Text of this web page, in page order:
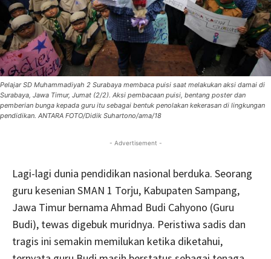
Pelajar SD Muhammadiyah 2 Surabaya membaca puisi saat melakukan aksi damai di
Surabaya, Jawa Timur, Jumat (2/2). Aksi pembacaan puisi, bentang poster dan
pemberian bunga kepada guru itu sebagai bentuk penolakan kekerasan di lingkungan
pendidikan. ANTARA FOTO/Didik Suhartono/ama/18
- Advertisement -
Lagi-lagi dunia pendidikan nasional berduka. Seorang
guru kesenian SMAN 1 Torju, Kabupaten Sampang,
Jawa Timur bernama Ahmad Budi Cahyono (Guru
Budi), tewas digebuk muridnya. Peristiwa sadis dan
tragis ini semakin memilukan ketika diketahui,